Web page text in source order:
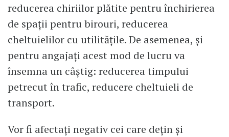
reducerea chiriilor plătite pentru închirierea
de spații pentru birouri, reducerea
cheltuielilor cu utilitățile. De asemenea, și
pentru angajați acest mod de lucru va
însemna un câștig: reducerea timpului
petrecut în trafic, reducere cheltuieli de
transport.
Vor fi afectați negativ cei care dețin și